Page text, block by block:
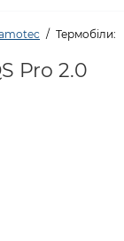
Pro 2.0